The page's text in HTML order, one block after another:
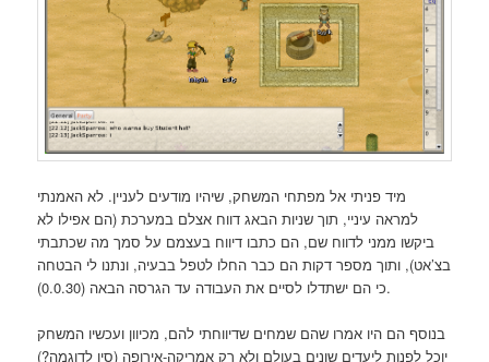
מיד פניתי אל מפתחי המשחק, שיהיו מודעים לעניין. לא האמנתי
למראה עיניי, תוך שניות הבאג דווח אצלם במערכת (הם אפילו לא
ביקשו ממני לדווח שם, הם כתבו דיווח בעצמם על סמך מה שכתבתי
בצ’אט), ותוך מספר דקות הם כבר החלו לטפל בבעיה, ונתנו לי הבטחה
כי הם ישתדלו לסיים את העבודה עד הגרסה הבאה (0.0.30).
בנוסף הם היו אמרו שהם שמחים שדיווחתי להם, מכיוון ועכשיו המשחק
יוכל לפנות ליעדים שונים בעולם ולא רק אמריקה-אירופה (סין לדוגמה?)